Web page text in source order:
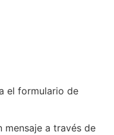
el formulario de
mensaje a través de